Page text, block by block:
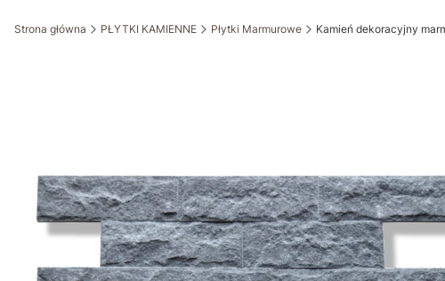
Strona główna PŁYTKI KAMIENNE Płytki Marmurowe Kamień dekoracyjny